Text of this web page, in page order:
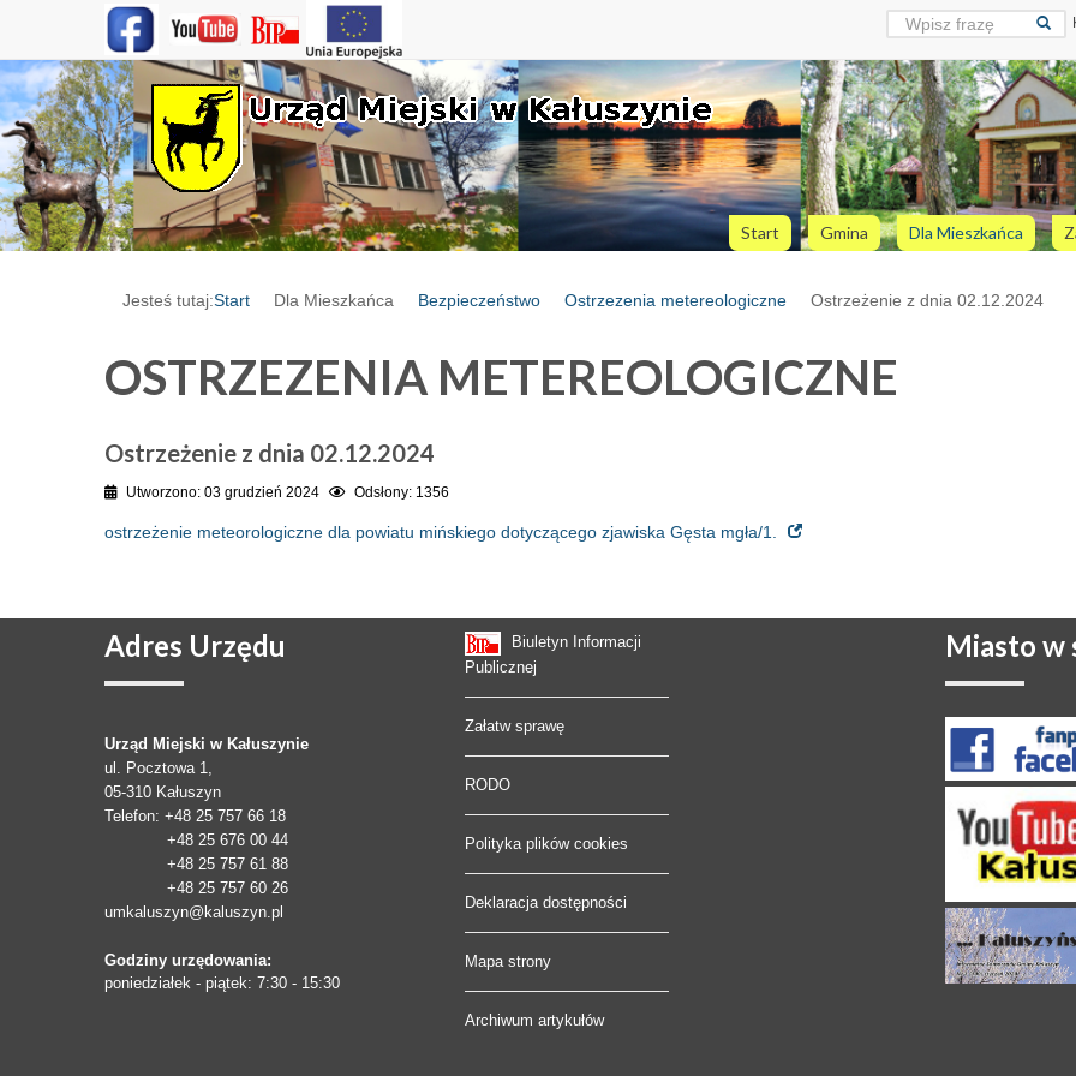
Start Gmina Dla Mieszkańca
Jesteś tutaj:Start Dla Mieszkańca Bezpieczeństwo Ostrzezenia metereologiczne Ostrzeżenie z dnia 02.12.2024
OSTRZEZENIA METEREOLOGICZNE
Ostrzeżenie z dnia 02.12.2024
Utworzono: 03 grudzień 2024 Odsłony: 1356
ostrzeżenie meteorologiczne dla powiatu mińskiego dotyczącego zjawiska Gęsta mgła/1.
Adres Urzędu
Urząd Miejski w Kałuszynie
ul. Pocztowa 1,
05-310 Kałuszyn
Telefon: +48 25 757 66 18
+48 25 676 00 44
+48 25 757 61 88
+48 25 757 60 26
umkaluszyn@kaluszyn.pl
Godziny urzędowania:
poniedziałek - piątek: 7:30 - 15:30
Biuletyn Informacji
Publicznej
Załatw sprawę
RODO
Polityka plików cookies
Deklaracja dostępności
Mapa strony
Archiwum artykułów
Miasto w